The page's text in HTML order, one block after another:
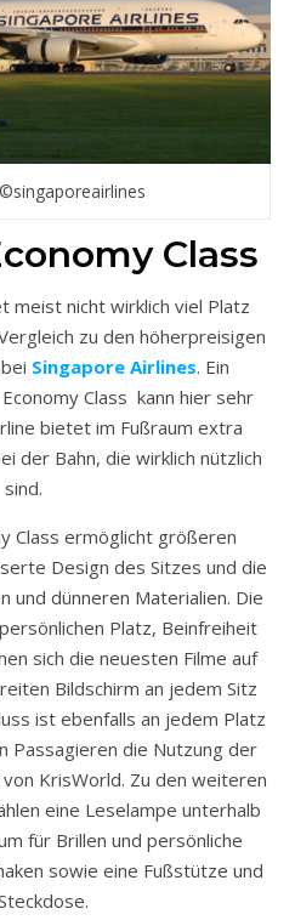
Class
meist nicht wirklich viel Platz
zu den höherpreisigen
Singapore Airlines. Ein
Class kann hier sehr
bietet im Fußraum extra
der Bahn, die wirklich nützlich
sind.
Class ermöglicht größeren
Design des Sitzes und die
und dünneren Materialien. Die
Platz, Beinfreiheit
sich die neuesten Filme auf
Bildschirm an jedem Sitz
ist ebenfalls an jedem Platz
Passagieren die Nutzung der
KrisWorld. Zu den weiteren
eine Leselampe unterhalb
für Brillen und persönliche
sowie eine Fußstütze und